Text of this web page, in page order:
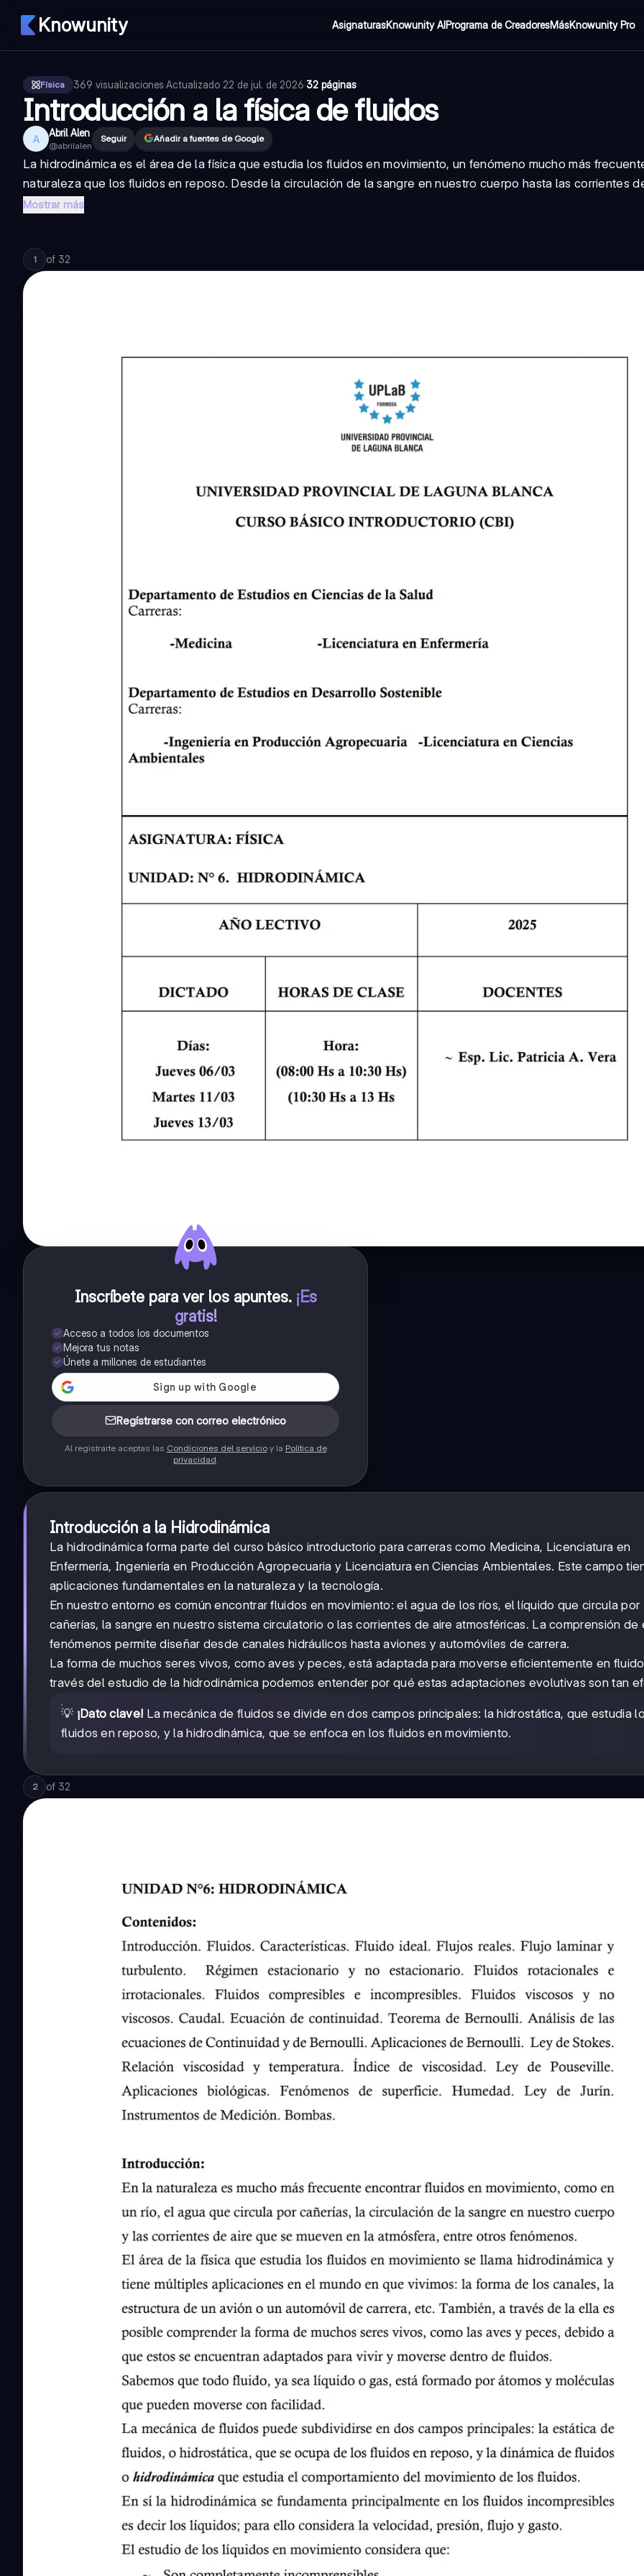
Knowunity AsignaturasKnowunity AIPrograma de CreadoresMásKnowunity Pro
Física 369 visualizaciones·Actualizado 22 de jul. de 2026·32 páginas
Introducción a la física de fluidos
A Abril Alen
@abrilalen
Seguir Añadir a fuentes de Google
La hidrodinámica es el área de la física que estudia los fluidos en movimiento, un fenómeno mucho más
naturaleza que los fluidos en reposo. Desde la circulación de la sangre en nuestro cuerpo hasta las corrientes
Mostrar más
1 of 32
Inscríbete para ver los apuntes. ¡Es
gratis!
Acceso a todos los documentos
Mejora tus notas
Únete a millones de estudiantes
Regístrarse con correo electrónico
Al registrarte aceptas las Condiciones del servicioy la Política de
privacidad.
Introducción a la Hidrodinámica
La hidrodinámica forma parte del curso básico introductorio para carreras como Medicina, Licenciatura en
Enfermería, Ingeniería en Producción Agropecuaria y Licenciatura en Ciencias Ambientales. Este campo
aplicaciones fundamentales en la naturaleza y la tecnología.
En nuestro entorno es común encontrar fluidos en movimiento: el agua de los ríos, el líquido que circula por
cañerías, la sangre en nuestro sistema circulatorio o las corrientes de aire atmosféricas. La comprensión de
fenómenos permite diseñar desde canales hidráulicos hasta aviones y automóviles de carrera.
La forma de muchos seres vivos, como aves y peces, está adaptada para moverse eficientemente en
través del estudio de la hidrodinámica podemos entender por qué estas adaptaciones evolutivas son tan
💡 ¡Dato clave! La mecánica de fluidos se divide en dos campos principales: la hidrostática, que estudia
fluidos en reposo, y la hidrodinámica, que se enfoca en los fluidos en movimiento.
2 of 32